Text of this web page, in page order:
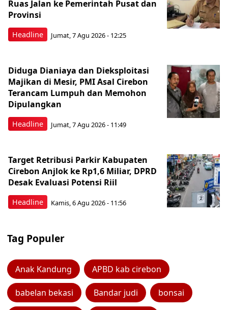
Headline
Ruas Jalan ke Pemerintah Pusat dan
Provinsi
Jumat, 7 Agu 2026 - 12:25
Headline
Diduga Dianiaya dan Dieksploitasi
Majikan di Mesir, PMI Asal Cirebon
Terancam Lumpuh dan Memohon
Dipulangkan
Jumat, 7 Agu 2026 - 11:49
Headline
Target Retribusi Parkir Kabupaten
Cirebon Anjlok ke Rp1,6 Miliar, DPRD
Desak Evaluasi Potensi Riil
Kamis, 6 Agu 2026 - 11:56
Tag Populer
Anak Kandung APBD kab cirebon
babelan bekasi Bandar judi bonsai